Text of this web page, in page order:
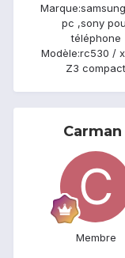
Marque:
pc ,sony
téléphone
Modèle:rc530 /
Z3 compact
Carman
Membre